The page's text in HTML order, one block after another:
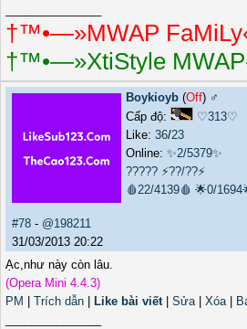
†™•—»MWAP
†™•—»XtiStyle
Boykioyb (Off) ♂️
Cấp độ:
♡313♡
Like: 36/23
Online: ✨2/5379✨
????? ⚡??/??⚡
🩸22/4139🩸 🌟0/
#78 - @198211
31/03/2013 20:22
Ạc,như này còn lâu.
(Opera Mini 4.4.3)
PM
Trích dẫn Like bài viết| Sửa| Xóa|